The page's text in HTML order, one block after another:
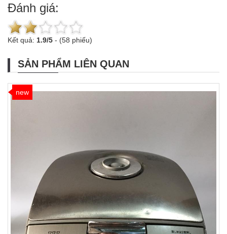
Đánh giá:
Kết quả: 1.9/5 - (58 phiếu)
SẢN PHẨM LIÊN QUAN
new